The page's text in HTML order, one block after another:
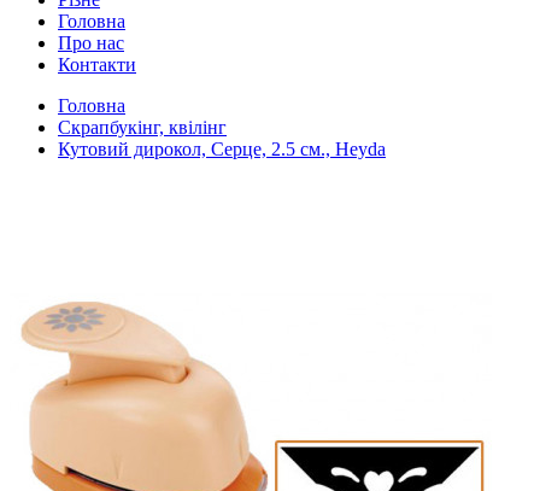
Головна
Про нас
Контакти
Головна
Скрапбукінг, квілінг
Кутовий дирокол, Серце, 2.5 см., Heyda